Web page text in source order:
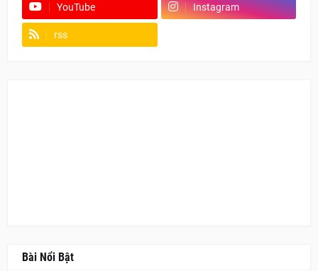
YouTube Instagram
rss
Bài Nổi Bật